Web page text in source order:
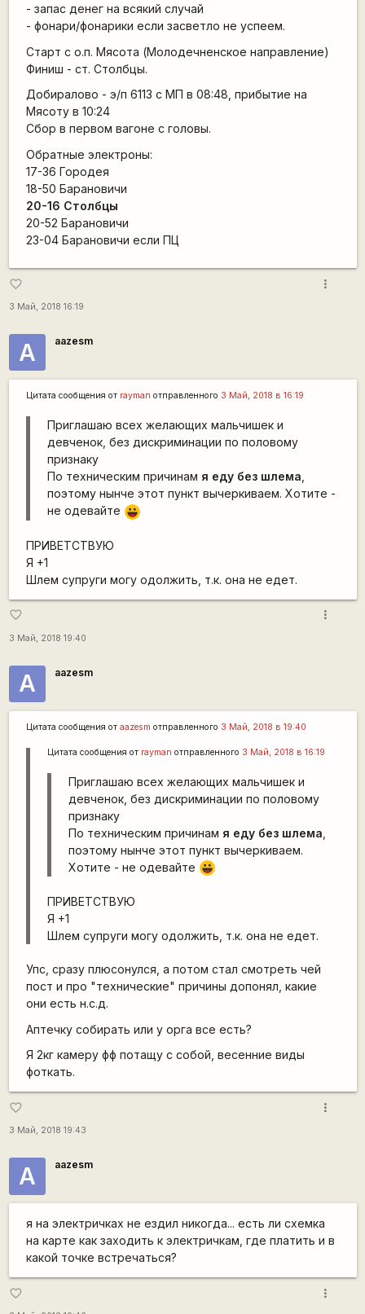
- запас денег на всякий случай
- фонари/фонарики если засветло не успеем.
Старт с о.п. Мясота (Молодечненское направление)
Финиш - ст. Столбцы.
Добиралово - э/п 6113 с МП в 08:48, прибытие на
Мясоту в 10:24
Сбор в первом вагоне с головы.
Обратные электроны:
17-36 Городея
18-50 Барановичи
20-16 Столбцы
20-52 Барановичи
23-04 Барановичи если ПЦ
favorite_border
3 Май, 2018 16:19
more_vert
А aazesm
Цитата сообщения от rаyman отправленного 3 Май, 2018 в 16:19
Приглашаю всех желающих мальчишек и
девченок, без дискриминации по половому
признаку
По техническим причинам я еду без шлема
поэтому нынче этот пункт вычеркиваем. Хотите -
не одевайте |-))
ПРИВЕТСТВУЮ
Я +1
Шлем супруги могу одолжить, т.к. она не едет.
favorite_border
3 Май, 2018 19:40
more_vert
А aazesm
Цитата сообщения от aazesm отправленного 3 Май, 2018 в 19:40
Цитата сообщения от rаyman отправленного 3 Май, 2018 в 16:19
Приглашаю всех желающих мальчишек и
девченок, без дискриминации по половому
признаку
По техническим причинам я еду без шлема
поэтому нынче этот пункт вычеркиваем.
Хотите - не одевайте |-))
ПРИВЕТСТВУЮ
Я +1
Шлем супруги могу одолжить, т.к. она не едет.
Упс, сразу плюсонулся, а потом стал смотреть чей
пост и про "технические" причины допонял, какие
они есть н.с.д.
Аптечку собирать или у орга все есть?
Я 2кг камеру фф потащу с собой, весенние виды
фоткать.
favorite_border
3 Май, 2018 19:43
more_vert
А aazesm
я на электричках не ездил никогда... есть ли схемка
на карте как заходить к электричкам, где платить и в
какой точке встречаться?
favorite_border more_vert